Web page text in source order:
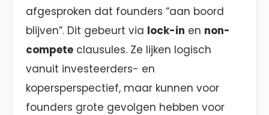
afgesproken dat founders “aan boord
blijven”. Dit gebeurt via lock-in en non-
compete clausules. Ze lijken logisch
vanuit investeerders- en
kopersperspectief, maar kunnen voor
founders grote gevolgen hebben voor